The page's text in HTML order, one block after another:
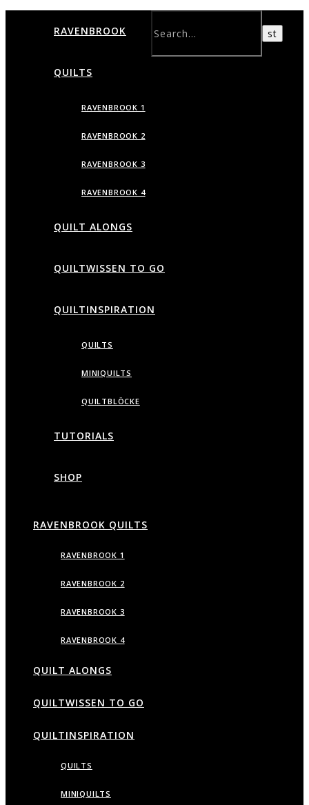
RAVENBROOK
QUILTS
RAVENBROOK 1
RAVENBROOK 2
RAVENBROOK 3
RAVENBROOK 4
QUILT ALONGS
QUILTWISSEN TO GO
QUILTINSPIRATION
QUILTS
MINIQUILTS
QUILTBLÖCKE
TUTORIALS
SHOP
RAVENBROOK QUILTS
RAVENBROOK 1
RAVENBROOK 2
RAVENBROOK 3
RAVENBROOK 4
QUILT ALONGS
QUILTWISSEN TO GO
QUILTINSPIRATION
QUILTS
MINIQUILTS